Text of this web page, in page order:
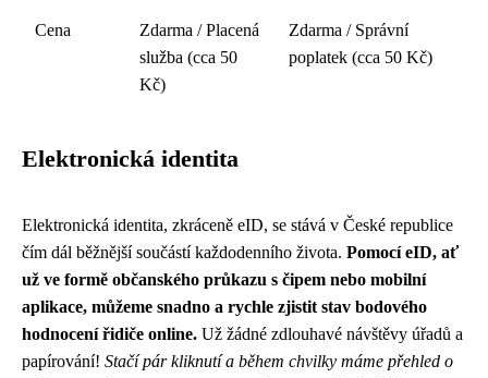
Cena
Zdarma / Placená
služba (cca 50
Kč)
Zdarma / Správní
poplatek (cca 50 Kč)
Elektronická identita
Elektronická identita, zkráceně eID, se stává v České republice
čím dál běžnější součástí každodenního života. Pomocí eID, ať
už ve formě občanského průkazu s čipem nebo mobilní
aplikace, můžeme snadno a rychle zjistit stav bodového
hodnocení řidiče online. Už žádné zdlouhavé návštěvy úřadů a
papírování! Stačí pár kliknutí a během chvilky máme přehled o